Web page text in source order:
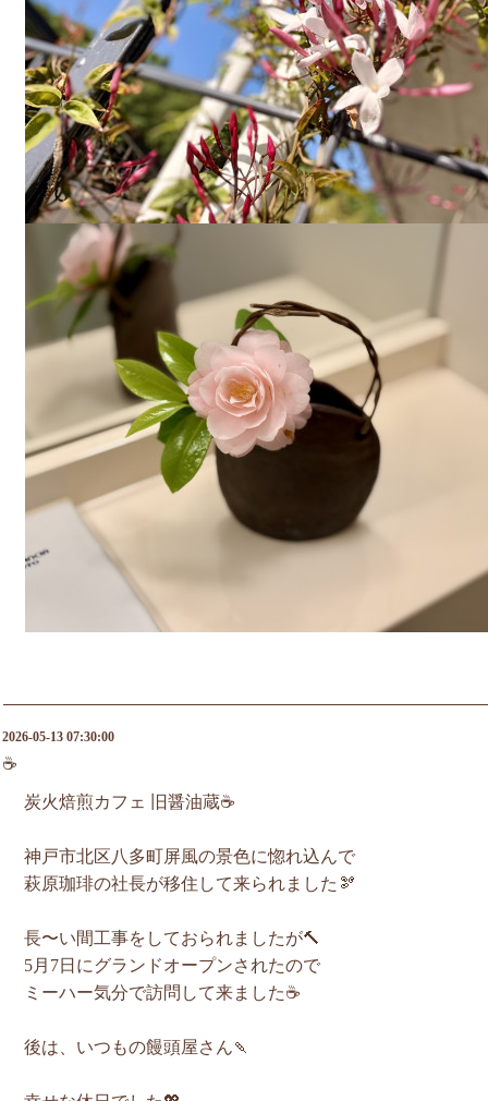
2026-05-13 07:30:00
☕️
炭火焙煎カフェ 旧醤油蔵☕️
神戸市北区八多町屏風の景色に惚れ込んで
萩原珈琲の社長が移住して来られました🫘
長〜い間工事をしておられましたが🔨
5月7日にグランドオープンされたので
ミーハー気分で訪問して来ました☕️
後は、いつもの饅頭屋さん🍡